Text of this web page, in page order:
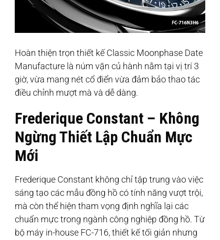
Hoàn thiện trọn thiết kế Classic Moonphase Date
Manufacture là núm vặn củ hành nằm tại vị trí 3
giờ, vừa mang nét cổ điển vừa đảm bảo thao tác
điều chỉnh mượt mà và dễ dàng.
Frederique Constant – Không
Ngừng Thiết Lập Chuẩn Mực
Mới
Frederique Constant không chỉ tập trung vào việc
sáng tạo các mẫu đồng hồ có tính năng vượt trội,
mà còn thể hiện tham vọng định nghĩa lại các
chuẩn mực trong ngành công nghiệp đồng hồ. Từ
bộ máy in-house FC-716, thiết kế tối giản nhưng